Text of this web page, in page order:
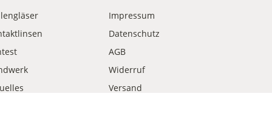
Impressum
Datenschutz
AGB
Widerruf
Versand